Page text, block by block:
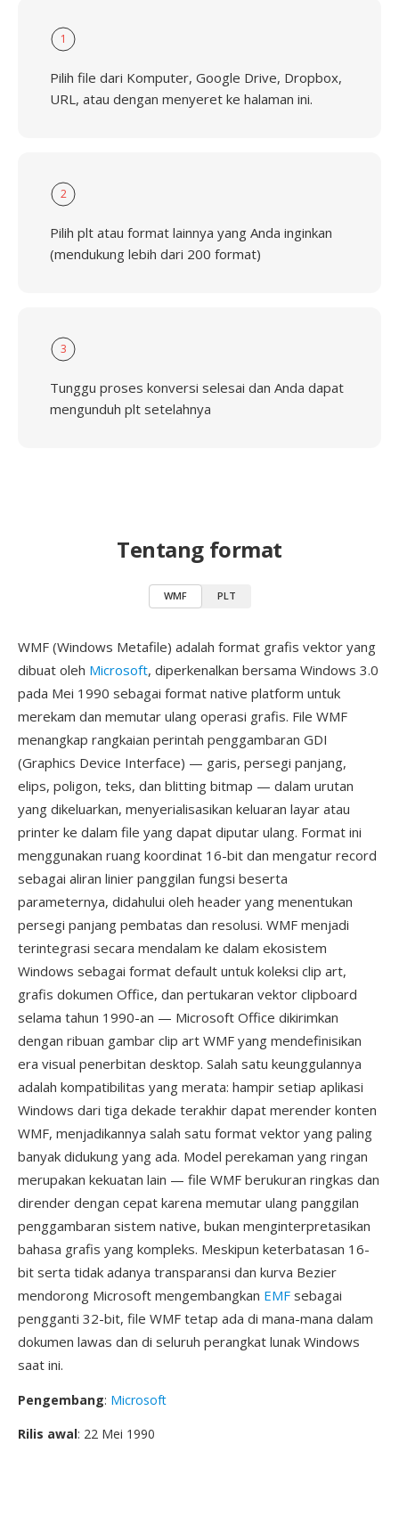
1
Pilih file dari Komputer, Google Drive, Dropbox,
URL, atau dengan menyeret ke halaman ini.
2
Pilih plt atau format lainnya yang Anda inginkan
(mendukung lebih dari 200 format)
3
Tunggu proses konversi selesai dan Anda dapat
mengunduh plt setelahnya
Tentang format
WMF PLT
WMF (Windows Metafile) adalah format grafis vektor yang
dibuat oleh Microsoft, diperkenalkan bersama Windows 3.0
pada Mei 1990 sebagai format native platform untuk
merekam dan memutar ulang operasi grafis. File WMF
menangkap rangkaian perintah penggambaran GDI
(Graphics Device Interface) — garis, persegi panjang,
elips, poligon, teks, dan blitting bitmap — dalam urutan
yang dikeluarkan, menyerialisasikan keluaran layar atau
printer ke dalam file yang dapat diputar ulang. Format ini
menggunakan ruang koordinat 16-bit dan mengatur record
sebagai aliran linier panggilan fungsi beserta
parameternya, didahului oleh header yang menentukan
persegi panjang pembatas dan resolusi. WMF menjadi
terintegrasi secara mendalam ke dalam ekosistem
Windows sebagai format default untuk koleksi clip art,
grafis dokumen Office, dan pertukaran vektor clipboard
selama tahun 1990-an — Microsoft Office dikirimkan
dengan ribuan gambar clip art WMF yang mendefinisikan
era visual penerbitan desktop. Salah satu keunggulannya
adalah kompatibilitas yang merata: hampir setiap aplikasi
Windows dari tiga dekade terakhir dapat merender konten
WMF, menjadikannya salah satu format vektor yang paling
banyak didukung yang ada. Model perekaman yang ringan
merupakan kekuatan lain — file WMF berukuran ringkas dan
dirender dengan cepat karena memutar ulang panggilan
penggambaran sistem native, bukan menginterpretasikan
bahasa grafis yang kompleks. Meskipun keterbatasan 16-
bit serta tidak adanya transparansi dan kurva Bezier
mendorong Microsoft mengembangkan EMF sebagai
pengganti 32-bit, file WMF tetap ada di mana-mana dalam
dokumen lawas dan di seluruh perangkat lunak Windows
saat ini.
Pengembang: Microsoft
Rilis awal: 22 Mei 1990